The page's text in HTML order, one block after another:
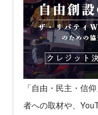
「自由・民主・信
者への取材や、